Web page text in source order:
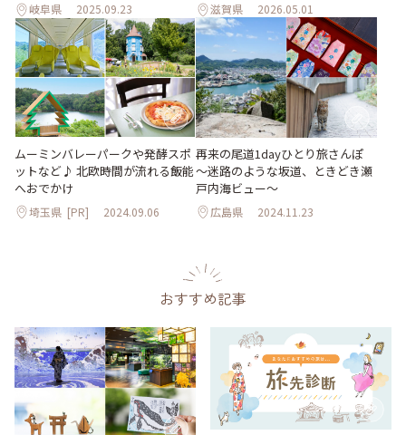
岐阜県 2025.09.23 滋賀県 2026.05.01
ムーミンバレーパークや発酵スポ
ットなど♪ 北欧時間が流れる飯能
へおでかけ
埼玉県 [PR] 2024.09.06
再来の尾道1dayひとり旅さんぽ
～迷路のような坂道、ときどき瀬
戸内海ビュー～
広島県 2024.11.23
おすすめ記事